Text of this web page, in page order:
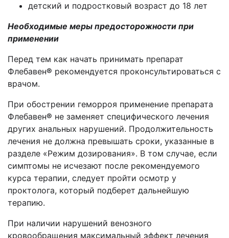
детский и подростковый возраст до 18 лет
Необходимые меры предосторожности при
применении
Перед тем как начать принимать препарат
Флебавен® рекомендуется проконсультироваться с
врачом.
При обострении геморроя применение препарата
Флебавен® не заменяет специфического лечения
других анальных нарушений. Продолжительность
лечения не должна превышать сроки, указанные в
разделе «Режим дозирования». В том случае, если
симптомы не исчезают после рекомендуемого
курса терапии, следует пройти осмотр у
проктолога, который подберет дальнейшую
терапию.
При наличии нарушений венозного
кровообращения максимальный эффект лечения